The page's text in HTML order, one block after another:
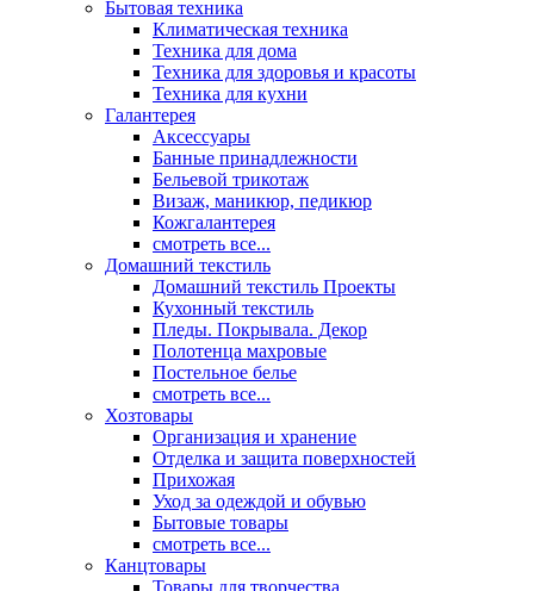
Бытовая техника
Климатическая техника
Техника для дома
Техника для здоровья и красоты
Техника для кухни
Галантерея
Аксессуары
Банные принадлежности
Бельевой трикотаж
Визаж, маникюр, педикюр
Кожгалантерея
смотреть все...
Домашний текстиль
Домашний текстиль Проекты
Кухонный текстиль
Пледы. Покрывала. Декор
Полотенца махровые
Постельное белье
смотреть все...
Хозтовары
Организация и хранение
Отделка и защита поверхностей
Прихожая
Уход за одеждой и обувью
Бытовые товары
смотреть все...
Канцтовары
Товары для творчества